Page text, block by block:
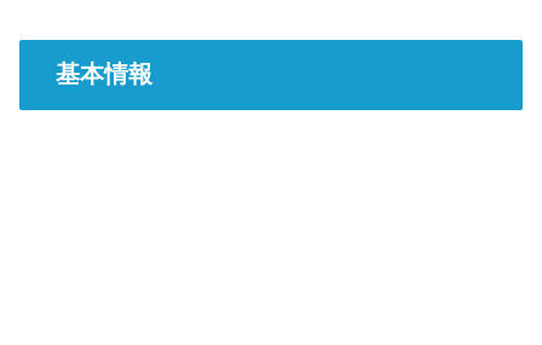
基本情報